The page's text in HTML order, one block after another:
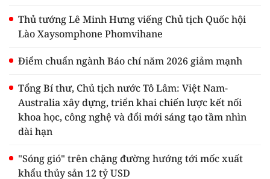
Thủ tướng Lê Minh Hưng viếng Chủ tịch Quốc hội
Lào Xaysomphone Phomvihane
Điểm chuẩn ngành Báo chí năm 2026 giảm mạnh
Tổng Bí thư, Chủ tịch nước Tô Lâm: Việt Nam-
Australia xây dựng, triển khai chiến lược kết nối
khoa học, công nghệ và đổi mới sáng tạo tầm nhìn
dài hạn
"Sóng gió" trên chặng đường hướng tới mốc xuất
khẩu thủy sản 12 tỷ USD